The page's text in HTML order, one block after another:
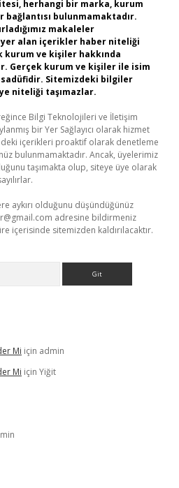
herhangi bir marka, kurum
bulunmamaktadır.
makaleler
yer alan içerikler haber niteliği
kurum ve kişiler hakkında
Gerçek kurum ve kişiler ile isim
Sitemizdeki bilgiler
niteliği taşımazlar.
Bilgi Teknolojileri ve İletişim
bir Yer Sağlayıcı olarak hizmet
içerikleri proaktif olarak denetleme
bulunmamaktadır. Ancak, üyelerimiz
taşımakta olup, siteye üye olarak
aykırı olduğunu düşündüğünüz
adresine bildirmeniz
içerisinde sitemizden kaldırılacaktır.
Mi için admin
Mi için Yiğit